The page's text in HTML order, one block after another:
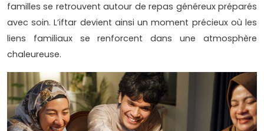
familles se retrouvent autour de repas généreux préparés
avec soin. L’iftar devient ainsi un moment précieux où les
liens familiaux se renforcent dans une atmosphère
chaleureuse.